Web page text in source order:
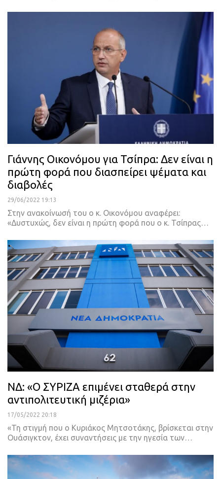
Γιάννης Οικονόμου για Τσίπρα: Δεν είναι η
πρώτη φορά που διασπείρει ψέματα και
διαβολές
29/06/2022 19:13
Στην ανακοίνωσή του ο κ. Οικονόμου αναφέρει:
«Δυστυχώς, δεν είναι η πρώτη φορά που ο κ. Τσίπρας
ΝΔ: «Ο ΣΥΡΙΖΑ επιμένει σταθερά στην
αντιπολιτευτική μιζέρια»
17/05/2022 20:18
«Τη στιγμή που ο Κυριάκος Μητσοτάκης, βρίσκεται στην
Ουάσιγκτον, έχει συναντήσεις με την ηγεσία των…